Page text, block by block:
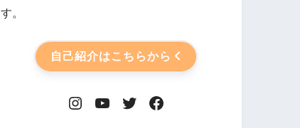
す。
自己紹介はこちらから